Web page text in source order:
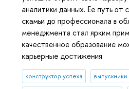
аналитики данных. Ее путь от
скамьи до профессионала в
менеджмента стал ярким
качественное образование
карьерные достижения
конструктор успеха выпускники